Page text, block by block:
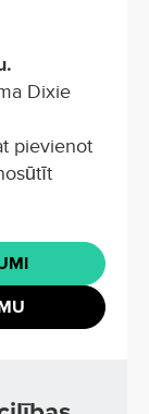
Dixie
pievienot